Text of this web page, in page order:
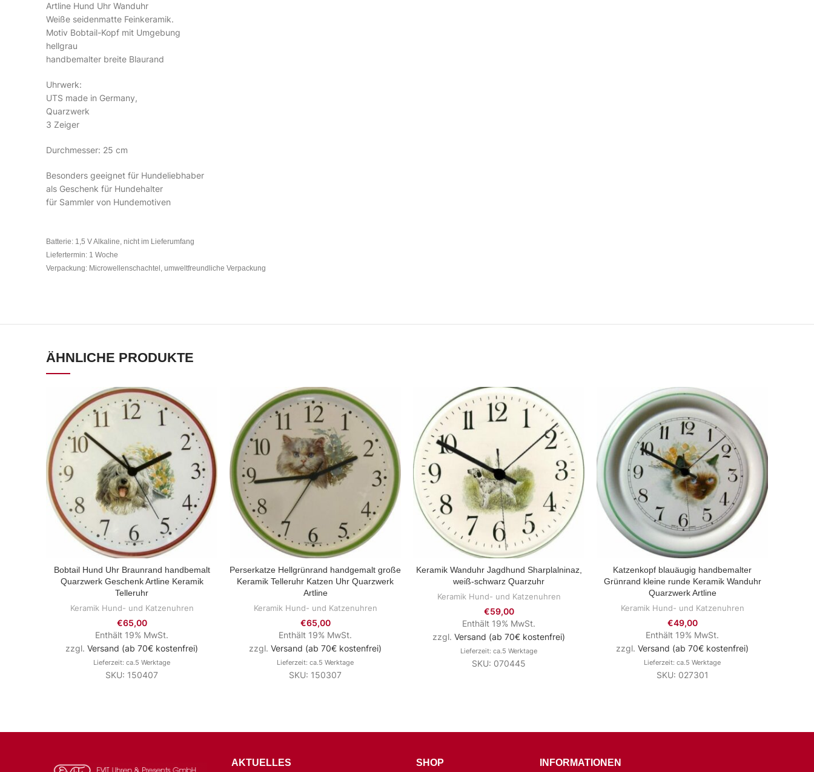
Artline Hund Uhr Wanduhr
Weiße seidenmatte Feinkeramik.
Motiv Bobtail-Kopf mit Umgebung
hellgrau
handbemalter breite Blaurand
Uhrwerk:
UTS made in Germany,
Quarzwerk
3 Zeiger
Durchmesser: 25 cm
Besonders geeignet für Hundeliebhaber
als Geschenk für Hundehalter
für Sammler von Hundemotiven
Batterie: 1,5 V Alkaline, nicht im Lieferumfang
Liefertermin: 1 Woche
Verpackung: Microwellenschachtel, umweltfreundliche Verpackung
ÄHNLICHE PRODUKTE
ZUM PRODUKT
Bobtail Hund Uhr Braunrand handbemalt
Quarzwerk Geschenk Artline Keramik
Telleruhr
Keramik Hund- und Katzenuhren
€65,00
Enthält 19% MwSt.
zzgl. Versand (ab 70€ kostenfrei)
Lieferzeit: ca.5 Werktage
SKU: 150407
ZUM PRODUKT
Perserkatze Hellgrünrand handgemalt große
Keramik Telleruhr Katzen Uhr Quarzwerk
Artline
Keramik Hund- und Katzenuhren
€65,00
Enthält 19% MwSt.
zzgl. Versand (ab 70€ kostenfrei)
Lieferzeit: ca.5 Werktage
SKU: 150307
ZUM PRODUKT
Keramik Wanduhr Jagdhund Sharplalninaz,
weiß-schwarz Quarzuhr
Keramik Hund- und Katzenuhren
€59,00
Enthält 19% MwSt.
zzgl. Versand (ab 70€ kostenfrei)
Lieferzeit: ca.5 Werktage
SKU: 070445
ZUM PRODUKT
Katzenkopf blauäugig handbemalter
Grünrand kleine runde Keramik Wanduhr
Quarzwerk Artline
Keramik Hund- und Katzenuhren
€49,00
Enthält 19% MwSt.
zzgl. Versand (ab 70€ kostenfrei)
Lieferzeit: ca.5 Werktage
SKU: 027301
AKTUELLES SHOP INFORMATIONEN